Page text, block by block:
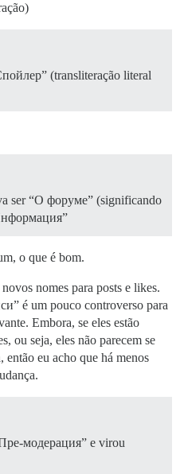
(transliteração literal
ser “О форуме” (significando
o que é bom.
nomes para posts e likes.
é um pouco controverso para
Embora, se eles estão
ou seja, eles não parecem se
eu acho que há menos
модерация” e virou